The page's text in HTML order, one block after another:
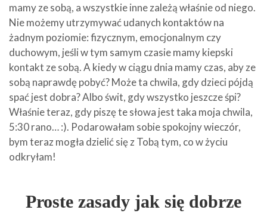
mamy ze sobą, a wszystkie inne zależą właśnie od niego.
Nie możemy utrzymywać udanych kontaktów na
żadnym poziomie: fizycznym, emocjonalnym czy
duchowym, jeśli w tym samym czasie mamy kiepski
kontakt ze sobą. A kiedy w ciągu dnia mamy czas, aby ze
sobą naprawdę pobyć? Może ta chwila, gdy dzieci pójdą
spać jest dobra? Albo świt, gdy wszystko jeszcze śpi?
Właśnie teraz, gdy piszę te słowa jest taka moja chwila,
5:30 rano… :). Podarowałam sobie spokojny wieczór,
bym teraz mogła dzielić się z Tobą tym, co w życiu
odkryłam!
Proste zasady jak się dobrze